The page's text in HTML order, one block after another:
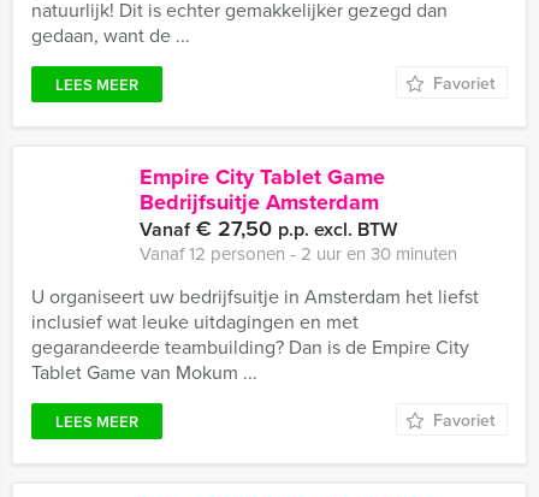
natuurlijk! Dit is echter gemakkelijker gezegd dan
gedaan, want de ...
LEES MEER Favoriet
Empire City Tablet Game
Bedrijfsuitje Amsterdam
Vanaf€ 27,50 p.p. excl. BTW
Vanaf 12 personen ‐ 2 uur en 30 minuten
U organiseert uw bedrijfsuitje in Amsterdam het liefst
inclusief wat leuke uitdagingen en met
gegarandeerde teambuilding? Dan is de Empire City
Tablet Game van Mokum ...
LEES MEER Favoriet